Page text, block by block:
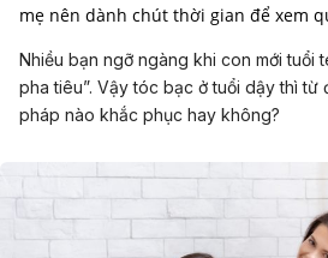
mẹ nên dành chút thời gian để xem
Nhiều bạn ngỡ ngàng khi con mới tuổi
pha tiêu”. Vậy tóc bạc ở tuổi dậy thì từ
pháp nào khắc phục hay không?